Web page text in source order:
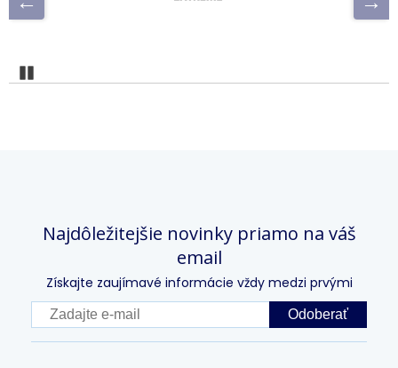
Najdôležitejšie novinky priamo na váš
email
Získajte zaujímavé informácie vždy medzi prvými
Odoberať